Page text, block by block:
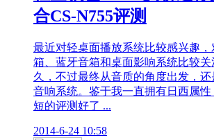
合CS-N755评测
最近对轻桌面播放系统比较感兴趣，
箱、蓝牙音箱和桌面影响系统比较
久，不过最终从音质的角度出发，
音响系统。鉴于我一直拥有日西属
短的评测好了 ...
2014-6-24 10:58